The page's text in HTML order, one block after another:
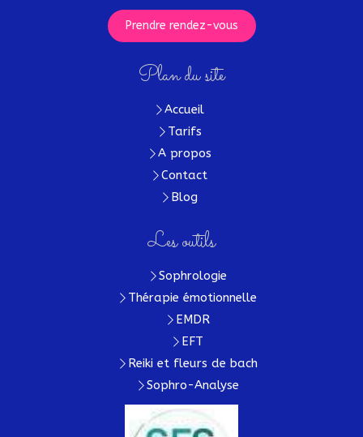
Prendre rendez-vous
Plan du site
Accueil
Tarifs
A propos
Contact
Blog
Les outils
Sophrologie
Thérapie émotionnelle
EMDR
EFT
Reiki et fleurs de bach
Sophro-Analyse